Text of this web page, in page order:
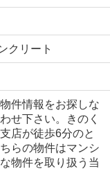
クリート
件情報をお探しな
せ下さい。きのく
店が徒歩6分のと
らの物件はマンシ
物件を取り扱う当